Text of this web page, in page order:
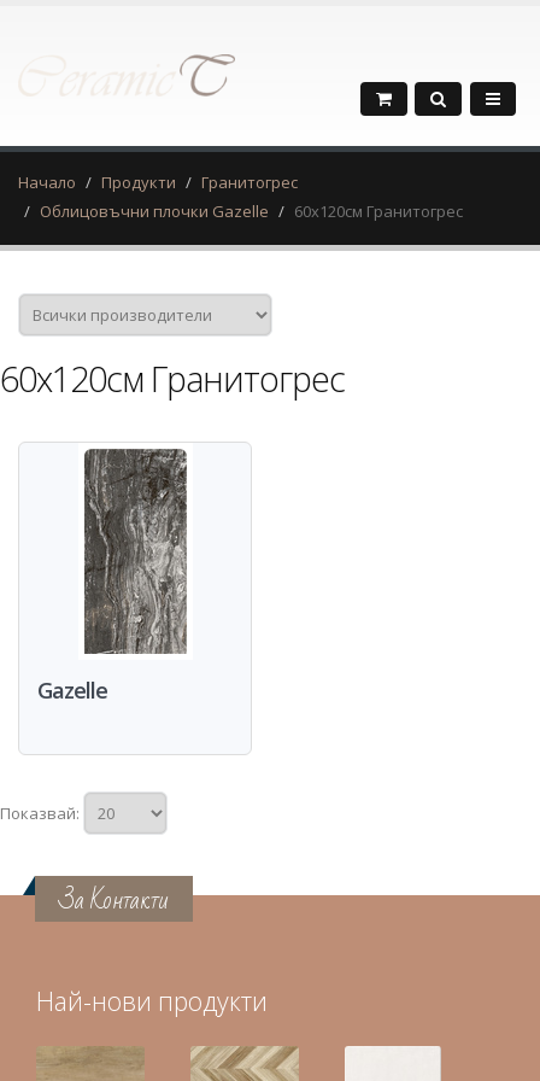
Начало Продукти
Гранитогрес
Облицовъчни плочки Gazelle
60х120см Гранитогрес
60х120см Гранитогрес
Gazelle
Показвай:
За Контакти
Най-нови продукти